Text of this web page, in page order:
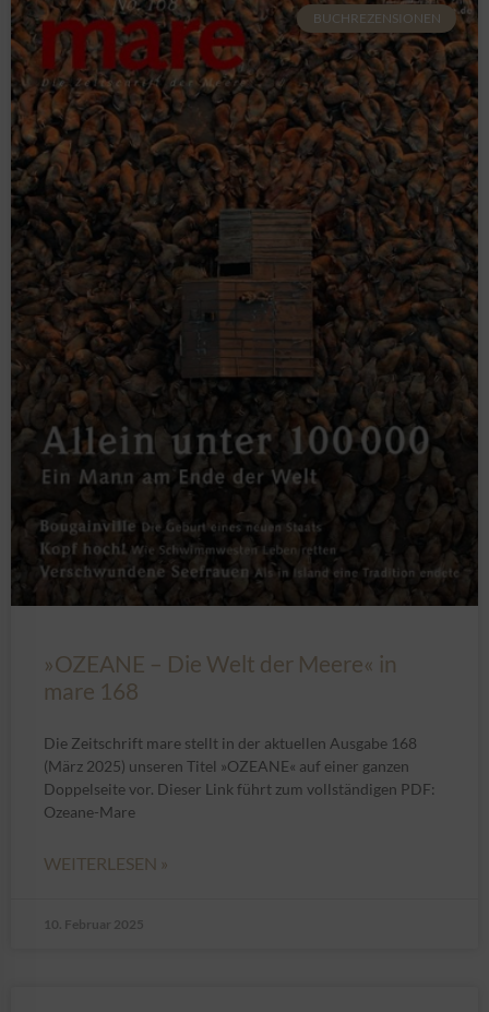
BUCHREZENSIONEN
»OZEANE – Die Welt der Meere« in
mare 168
Die Zeitschrift mare stellt in der aktuellen Ausgabe 168
(März 2025) unseren Titel »OZEANE« auf einer ganzen
Doppelseite vor. Dieser Link führt zum vollständigen PDF:
Ozeane-Mare
WEITERLESEN »
10. Februar 2025